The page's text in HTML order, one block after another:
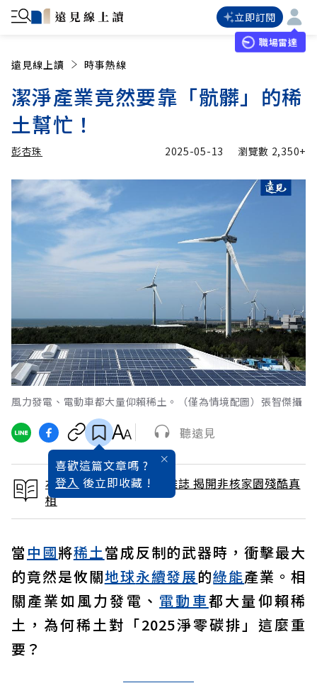
立即訂閱
職場雷達
遠見線上讀 時事熱線
潔淨產業竟然要靠「骯髒」的稀
土幫忙！
彭杏珠
彭杏珠
2025-05-13 瀏覽數 2,350+
風力發電、電動車都大量仰賴稀土。（僅為情境配圖）張智傑攝
喜歡這篇文章嗎 ?
登入 後立即收藏 !
聽遠見
本文出自 2025 / 6月號雜誌 揭開非核家園殘酷真
相
當 中國將稀土當成反制的武器時，衝擊最大
的竟然是攸關地球永續發展的綠能產業。相
關產業如風力發電、 電動車都大量仰賴稀
土，為何稀土對「2025淨零碳排」這麼重
要？